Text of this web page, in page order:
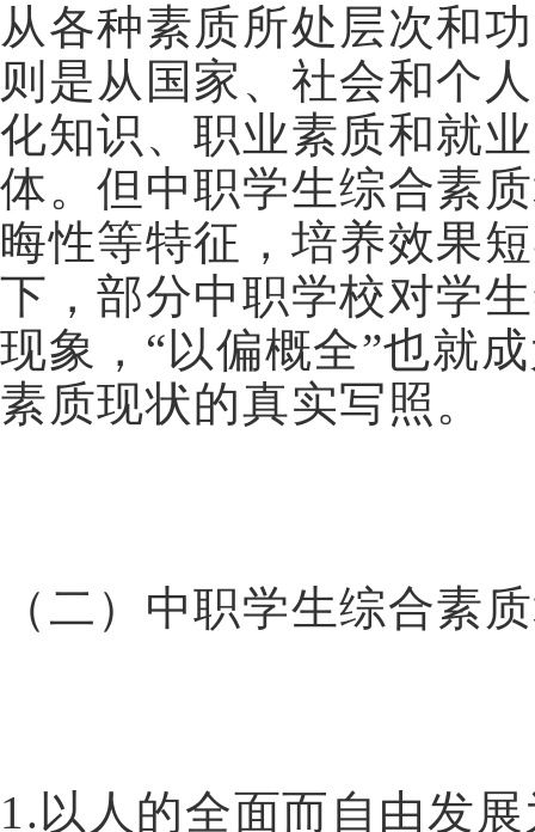
从各种素质所处层次和
则是从国家、社会和个
化知识、职业素质和就
体。但中职学生综合素
晦性等特征，培养效果
下，部分中职学校对学
现象，“以偏概全”也就
素质现状的真实写照。
（二）中职学生综合素
1.以人的全面而自由发